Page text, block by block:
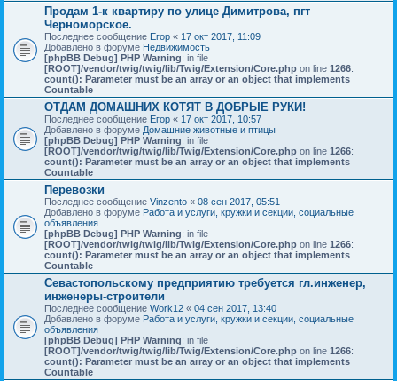
Продам 1-к квартиру по улице Димитрова, пгт
Черноморское.
Последнее сообщение Егор « 17 окт 2017, 11:09
Добавлено в форуме Недвижимость
[phpBB Debug] PHP Warning: in file
[ROOT]/vendor/twig/twig/lib/Twig/Extension/Core.php on line 1266:
count(): Parameter must be an array or an object that implements
Countable
ОТДАМ ДОМАШНИХ КОТЯТ В ДОБРЫЕ РУКИ!
Последнее сообщение Егор « 17 окт 2017, 10:57
Добавлено в форуме Домашние животные и птицы
[phpBB Debug] PHP Warning: in file
[ROOT]/vendor/twig/twig/lib/Twig/Extension/Core.php on line 1266:
count(): Parameter must be an array or an object that implements
Countable
Перевозки
Последнее сообщение Vinzento « 08 сен 2017, 05:51
Добавлено в форуме Работа и услуги, кружки и секции, социальные
объявления
[phpBB Debug] PHP Warning: in file
[ROOT]/vendor/twig/twig/lib/Twig/Extension/Core.php on line 1266:
count(): Parameter must be an array or an object that implements
Countable
Севастопольскому предприятию требуется гл.инженер,
инженеры-строители
Последнее сообщение Work12 « 04 сен 2017, 13:40
Добавлено в форуме Работа и услуги, кружки и секции, социальные
объявления
[phpBB Debug] PHP Warning: in file
[ROOT]/vendor/twig/twig/lib/Twig/Extension/Core.php on line 1266:
count(): Parameter must be an array or an object that implements
Countable